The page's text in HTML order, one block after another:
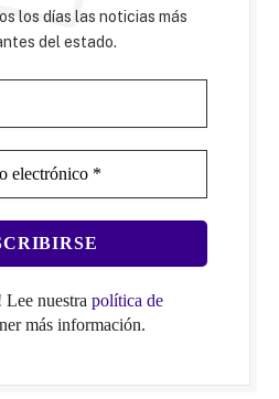
los días las noticias más
del estado.
Lee nuestra política de
más información.